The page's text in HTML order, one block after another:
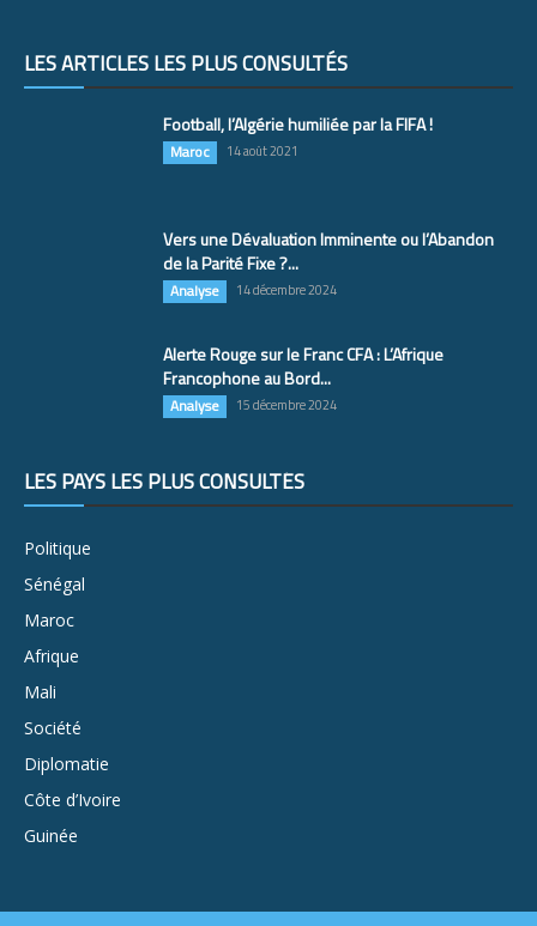
LES ARTICLES LES PLUS CONSULTÉS
Football, l’Algérie humiliée par la FIFA !
Maroc 14 août 2021
Vers une Dévaluation Imminente ou l’Abandon
de la Parité Fixe ?...
Analyse 14 décembre 2024
Alerte Rouge sur le Franc CFA : L’Afrique
Francophone au Bord...
Analyse 15 décembre 2024
LES PAYS LES PLUS CONSULTÉS
Politique
Sénégal
Maroc
Afrique
Mali
Société
Diplomatie
Côte d’Ivoire
Guinée